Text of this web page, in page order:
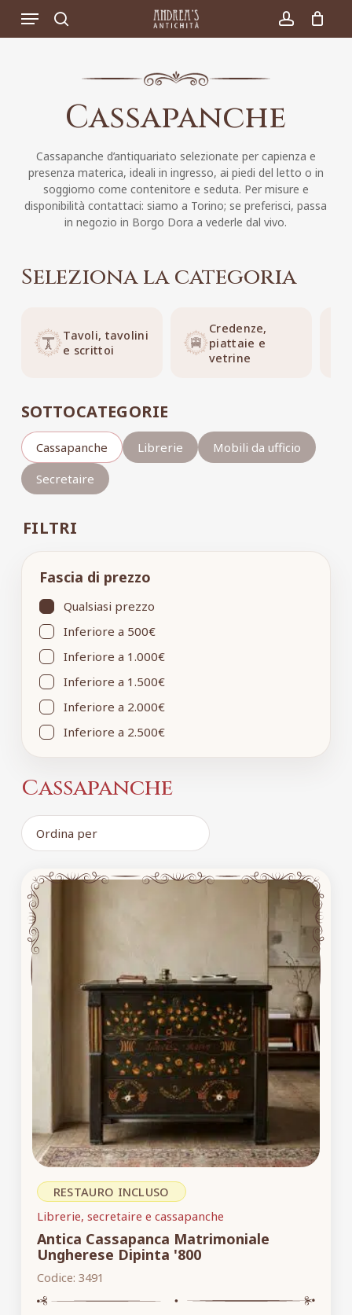
search account
Menu
Cassapanche
Cassapanche d’antiquariato selezionate per capienza e
presenza materica, ideali in ingresso, ai piedi del letto o in
soggiorno come contenitore e seduta. Per misure e
disponibilità contattaci: siamo a Torino; se preferisci, passa
in negozio in Borgo Dora a vederle dal vivo.
Seleziona la categoria
Tavoli, tavolini
e scrittoi
Credenze,
piattaie e
vetrine
SOTTOCATEGORIE
Cassapanche Librerie
Mobili da ufficio
Secretaire
FILTRI
Fascia di prezzo
Qualsiasi prezzo
Inferiore a 500€
Inferiore a 1.000€
Inferiore a 1.500€
Inferiore a 2.000€
Inferiore a 2.500€
Cassapanche
Ordina
prodotti
RESTAURO INCLUSO
Librerie, secretaire e cassapanche
Antica Cassapanca Matrimoniale
Ungherese Dipinta '800
Codice: 3491